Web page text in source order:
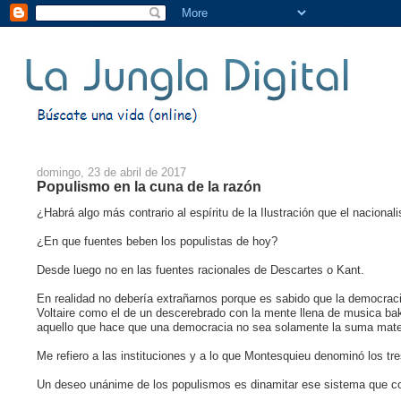
domingo, 23 de abril de 2017
Populismo en la cuna de la razón
¿Habrá algo más contrario al espíritu de la Ilustración que el
¿En que fuentes beben los populistas de hoy?
Desde luego no en las fuentes racionales de Descartes o Kant.
En realidad no debería extrañarnos porque es sabido que la
Voltaire como el de un descerebrado con la mente llena de musica
aquello que hace que una democracia no sea solamente la suma
Me refiero a las instituciones y a lo que Montesquieu denominó los
Un deseo unánime de los populismos es dinamitar ese sistema que